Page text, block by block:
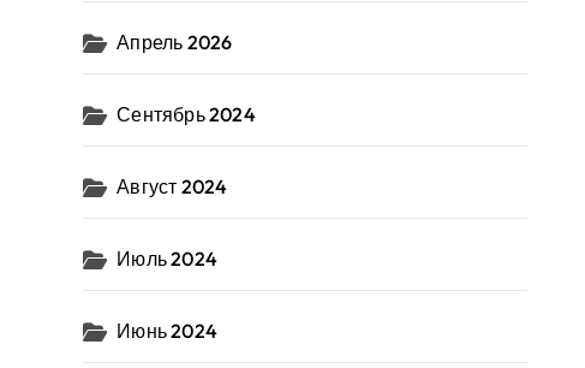
Апрель 2026
Сентябрь 2024
Август 2024
Июль 2024
Июнь 2024